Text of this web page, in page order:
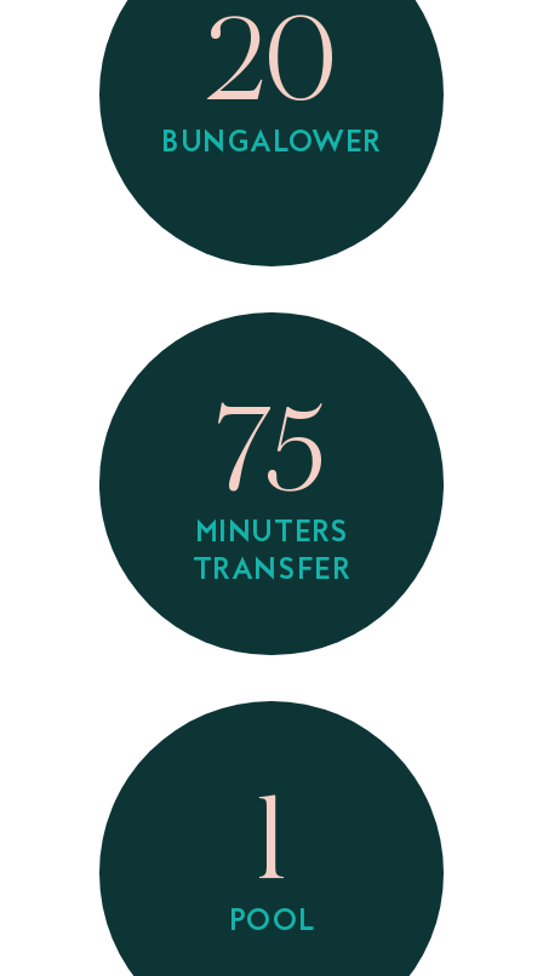
20
BUNGALOWER
75
MINUTERS
TRANSFER
1
POOL